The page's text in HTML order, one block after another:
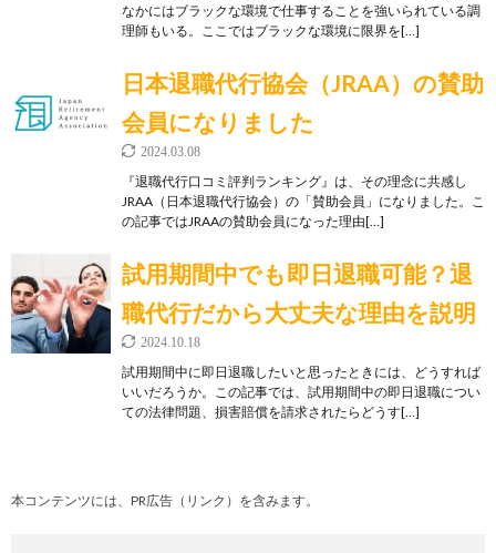
なかにはブラックな環境で仕事することを強いられている調
理師もいる。ここではブラックな環境に限界を[…]
日本退職代行協会（JRAA）の賛助
会員になりました
2024.03.08
『退職代行口コミ評判ランキング』は、その理念に共感し
JRAA（日本退職代行協会）の「賛助会員」になりました。こ
の記事ではJRAAの賛助会員になった理由[…]
試用期間中でも即日退職可能？退
職代行だから大丈夫な理由を説明
2024.10.18
試用期間中に即日退職したいと思ったときには、どうすれば
いいだろうか。この記事では、試用期間中の即日退職につい
ての法律問題、損害賠償を請求されたらどうす[…]
本コンテンツには、PR広告（リンク）を含みます。